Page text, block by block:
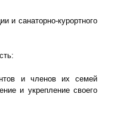
и санаторно-курортного
и членов их семей
и укрепление своего